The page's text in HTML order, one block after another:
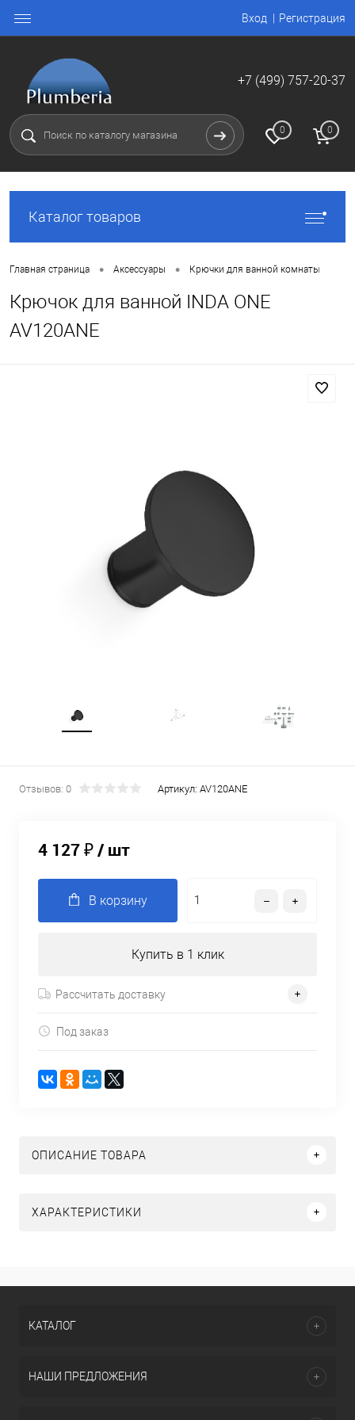
Вход Регистрация
+7 (499) 757-20-37
0 0
Каталог товаров
Главная страница • Аксессуары • Крючки для ванной комнаты
Крючок для ванной INDA ONE
AV120ANE
Отзывов: 0 Артикул: AV120ANE
4 127 ₽/ шт
В корзину
Купить в 1 клик
Рассчитать доставку
Под заказ
ОПИСАНИЕ ТОВАРА
ХАРАКТЕРИСТИКИ
КАТАЛОГ
НАШИ ПРЕДЛОЖЕНИЯ